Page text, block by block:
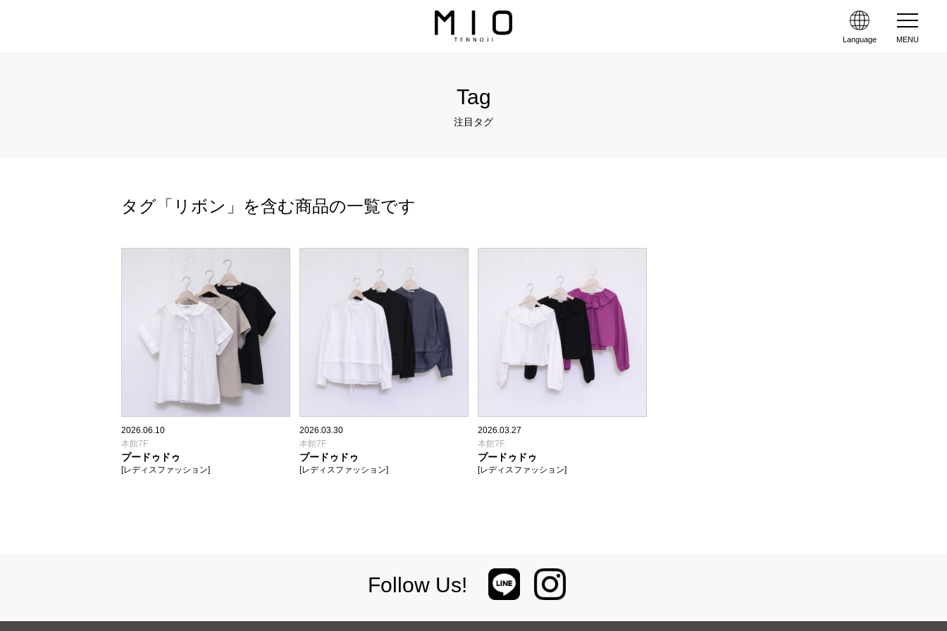
Language MENU
Tag
注目タグ
タグ「リボン」を含む商品の一覧です
2026.06.10
本館7F
プードゥドゥ
[レディスファッション]
2026.03.30
本館7F
プードゥドゥ
[レディスファッション]
2026.03.27
本館7F
プードゥドゥ
[レディスファッション]
Follow Us!